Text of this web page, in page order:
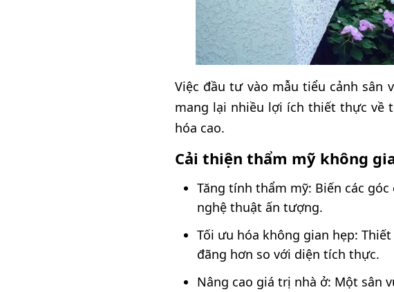
Việc đầu tư vào mẫu tiểu cảnh
mang lại nhiều lợi ích thiết thực
hóa cao.
Cải thiện thẩm mỹ không
Tăng tính thẩm mỹ: Biến các
nghệ thuật ấn tượng.
Tối ưu hóa không gian hẹp:
đãng hơn so với diện tích thực.
Nâng cao giá trị nhà ở: Một sân